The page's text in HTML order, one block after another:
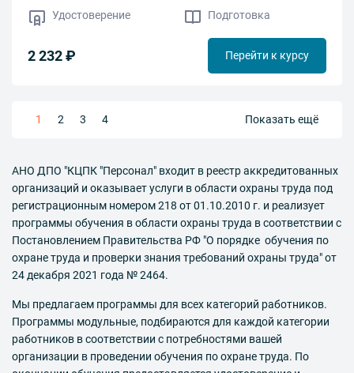
2 232 ₽ Перейти к курсу
Удостоверение Подготовка
1 2 3 4 Показать ещё
АНО ДПО "КЦПК "Персонал" входит в реестр аккредитованных
организаций и оказывает услуги в области охраны труда под
регистрационным номером 218 от 01.10.2010 г. и реализует
программы обучения в области охраны труда в соответствии с
Постановлением Правительства РФ "О порядке обучения по
охране труда и проверки знания требований охраны труда" от
24 декабря 2021 года № 2464.
Мы предлагаем программы для всех категорий работников.
Программы модульные, подбираются для каждой категории
работников в соответствии с потребностями вашей
организации в проведении обучения по охране труда. По